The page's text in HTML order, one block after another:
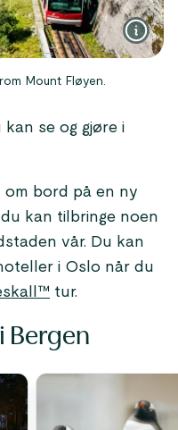
Mount Fløyen.
se og gjøre i
om bord på en ny
kan tilbringe noen
vår. Du kan
i Oslo når du
tur.
Bergen